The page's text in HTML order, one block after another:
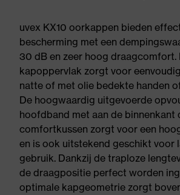
uvex KX10 oorkappen bieden
bescherming met een
30 dB en zeer hoog draagcomfort.
kapoppervlak zorgt voor
natte of met olie bedekte handen
De hoogwaardig uitgevoerde
hoofdband met aan de
comfortkussen zorgt voor een
en is ook uitstekend geschikt voor
gebruik. Dankzij de traploze
de draagpositie perfect worden
optimale kapgeometrie zorgt